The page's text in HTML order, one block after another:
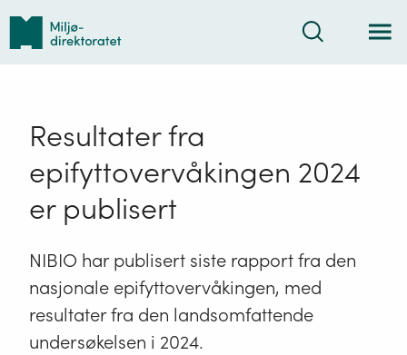
Tilbake
forsiden
Søk
Resultater fra
epifyttovervåkingen 2024
er publisert
NIBIO har publisert siste rapport fra den
nasjonale epifyttovervåkingen, med
resultater fra den landsomfattende
undersøkelsen i 2024.